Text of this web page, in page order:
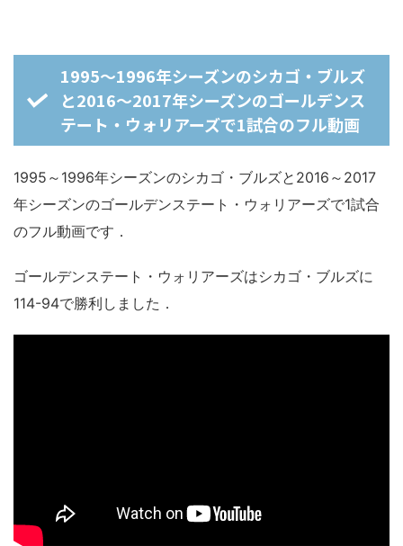
1995～1996年シーズンのシカゴ・ブルズ
と2016～2017年シーズンのゴールデンス
テート・ウォリアーズで1試合のフル動画
1995～1996年シーズンのシカゴ・ブルズと2016～2017
年シーズンのゴールデンステート・ウォリアーズで1試合
のフル動画です．
ゴールデンステート・ウォリアーズはシカゴ・ブルズに
114-94で勝利しました．